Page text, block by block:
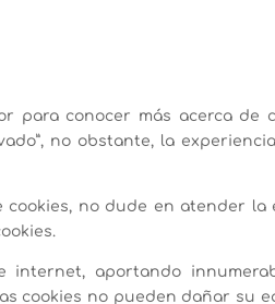
conocer más acerca de
no obstante, la
no dude en atender la
aportando
cookies no pueden dañar su